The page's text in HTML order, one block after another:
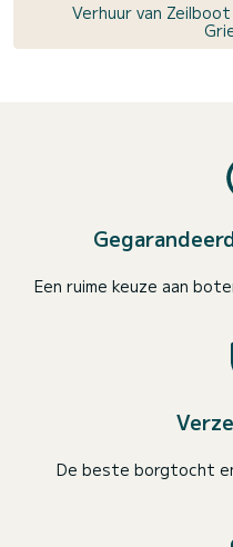
Verhuur van
Een ruime keuze aan
De beste borgtocht